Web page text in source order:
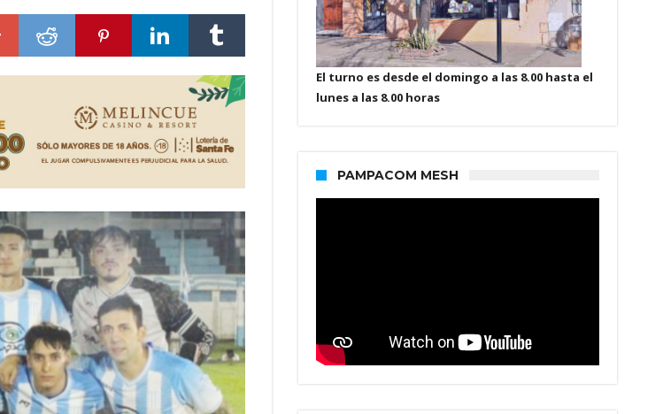
El turno es desde el domingo a las 8.00 hasta el
lunes a las 8.00 horas
PAMPACOM MESH